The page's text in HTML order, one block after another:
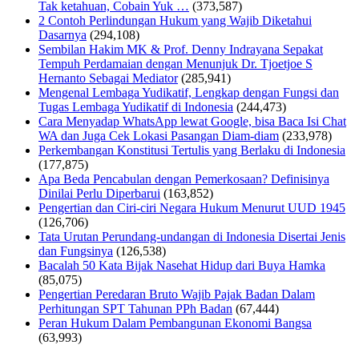
Tak ketahuan, Cobain Yuk … (373,587)
2 Contoh Perlindungan Hukum yang Wajib Diketahui
Dasarnya (294,108)
Sembilan Hakim MK & Prof. Denny Indrayana Sepakat
Tempuh Perdamaian dengan Menunjuk Dr. Tjoetjoe S
Hernanto Sebagai Mediator (285,941)
Mengenal Lembaga Yudikatif, Lengkap dengan Fungsi dan
Tugas Lembaga Yudikatif di Indonesia (244,473)
Cara Menyadap WhatsApp lewat Google, bisa Baca Isi Chat
WA dan Juga Cek Lokasi Pasangan Diam-diam (233,978)
Perkembangan Konstitusi Tertulis yang Berlaku di Indonesia
(177,875)
Apa Beda Pencabulan dengan Pemerkosaan? Definisinya
Dinilai Perlu Diperbarui (163,852)
Pengertian dan Ciri-ciri Negara Hukum Menurut UUD 1945
(126,706)
Tata Urutan Perundang-undangan di Indonesia Disertai Jenis
dan Fungsinya (126,538)
Bacalah 50 Kata Bijak Nasehat Hidup dari Buya Hamka
(85,075)
Pengertian Peredaran Bruto Wajib Pajak Badan Dalam
Perhitungan SPT Tahunan PPh Badan (67,444)
Peran Hukum Dalam Pembangunan Ekonomi Bangsa
(63,993)